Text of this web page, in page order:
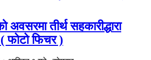
अवसरमा तीर्थ सहकारीद्धारा
फोटो फिचर )